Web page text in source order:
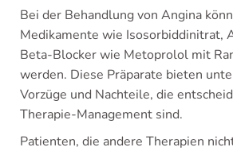
Bei der Behandlung von Angina
Medikamente wie Isosorbiddinitrat,
Beta-Blocker wie Metoprolol mit
werden. Diese Präparate bieten
Vorzüge und Nachteile, die
Therapie-Management sind.
Patienten, die andere Therapien